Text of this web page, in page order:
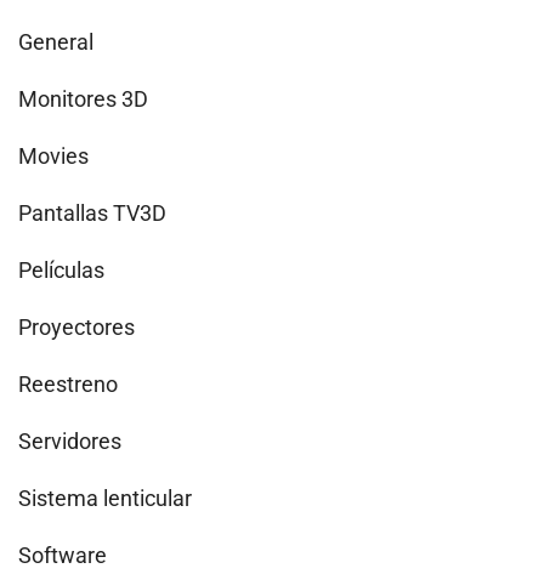
General
Monitores 3D
Movies
Pantallas TV3D
Películas
Proyectores
Reestreno
Servidores
Sistema lenticular
Software